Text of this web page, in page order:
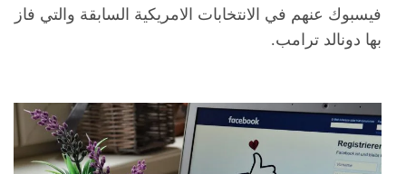
فيسبوك عنهم في الانتخابات الامريكية السابقة والتي فاز
بها دونالد ترامب.